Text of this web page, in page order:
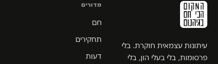
עיתונות עצמאית חוקרת. בלי
פרסומות, בלי בעלי הון, בלי
מדורים
חם
תחקירים
דעות